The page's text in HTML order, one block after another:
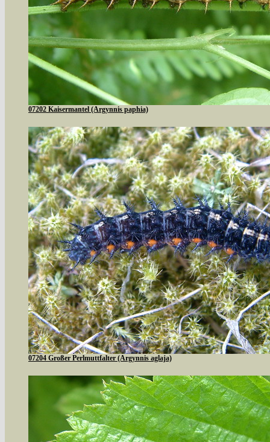
07202 Kaisermantel (Argynnis paphia)
07204 Großer Perlmuttfalter (Argynnis aglaja)